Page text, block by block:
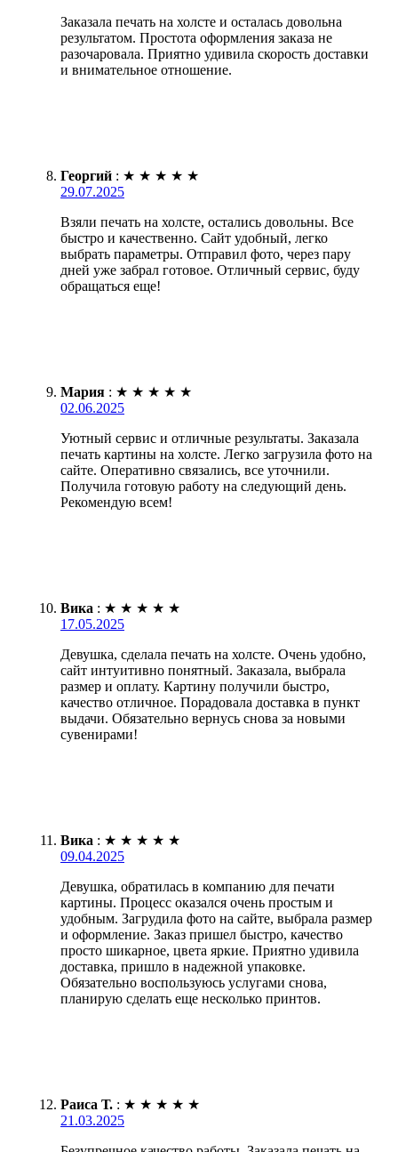
Заказала печать на холсте и осталась довольна
результатом. Простота оформления заказа не
разочаровала. Приятно удивила скорость доставки
и внимательное отношение.
Георгий : ★ ★ ★ ★ ★
29.07.2025
Взяли печать на холсте, остались довольны. Все
быстро и качественно. Сайт удобный, легко
выбрать параметры. Отправил фото, через пару
дней уже забрал готовое. Отличный сервис, буду
обращаться еще!
Мария : ★ ★ ★ ★ ★
02.06.2025
Уютный сервис и отличные результаты. Заказала
печать картины на холсте. Легко загрузила фото на
сайте. Оперативно связались, все уточнили.
Получила готовую работу на следующий день.
Рекомендую всем!
Вика : ★ ★ ★ ★ ★
17.05.2025
Девушка, сделала печать на холсте. Очень удобно,
сайт интуитивно понятный. Заказала, выбрала
размер и оплату. Картину получили быстро,
качество отличное. Порадовала доставка в пункт
выдачи. Обязательно вернусь снова за новыми
сувенирами!
Вика : ★ ★ ★ ★ ★
09.04.2025
Девушка, обратилась в компанию для печати
картины. Процесс оказался очень простым и
удобным. Загрудила фото на сайте, выбрала размер
и оформление. Заказ пришел быстро, качество
просто шикарное, цвета яркие. Приятно удивила
доставка, пришло в надежной упаковке.
Обязательно воспользуюсь услугами снова,
планирую сделать еще несколько принтов.
Раиса Т. : ★ ★ ★ ★ ★
21.03.2025